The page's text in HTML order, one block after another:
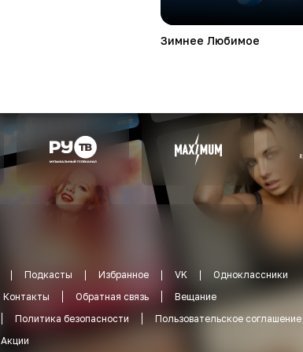
Зимнее Любимое
Подкасты Избранное VK
Одноклассники
Контакты Обратная связь
Вещание
Политика безопасности
Пользовательское соглашение
Акции